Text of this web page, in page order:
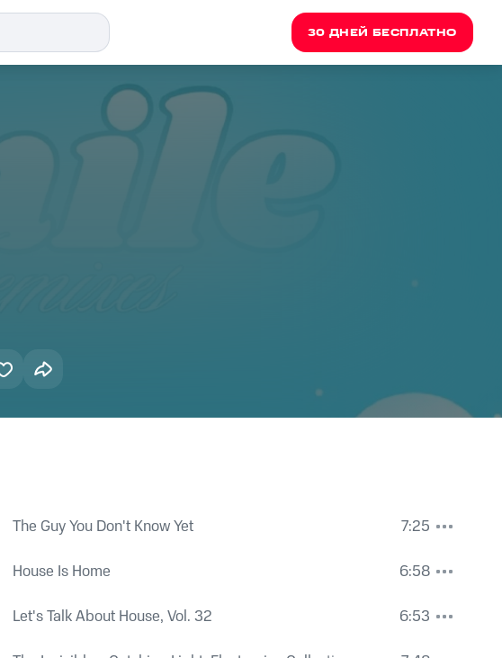
30 ДНЕЙ БЕСПЛАТНО
The Guy You Don't Know Yet
7:25
House Is Home
6:58
Let's Talk About House, Vol. 32
6:53